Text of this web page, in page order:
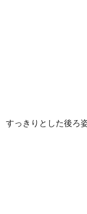
すっきりとした後ろ